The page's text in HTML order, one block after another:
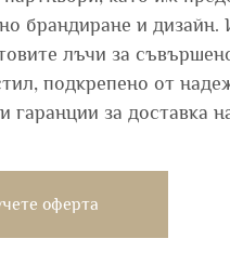
брандиране и дизайн.
лъчи за
подкрепено от
гаранции за доставка
оферта